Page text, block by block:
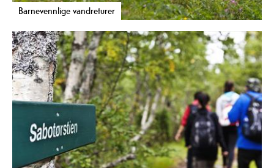
Barnevennlige vandreturer